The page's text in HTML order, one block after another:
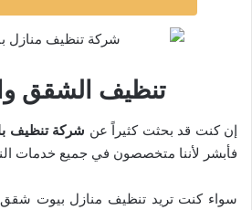
تنظيف الشقق
إن كنت قد بحثت كثيراً عن شركة تنظيف
فأبشر لأننا متخصصون في جميع خدمات
سواء كنت تريد تنظيف منازل بيوت